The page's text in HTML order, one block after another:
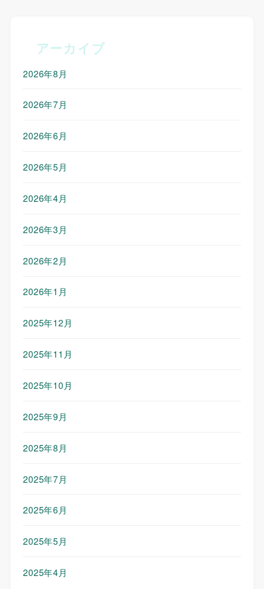
アーカイブ
2026年8月
2026年7月
2026年6月
2026年5月
2026年4月
2026年3月
2026年2月
2026年1月
2025年12月
2025年11月
2025年10月
2025年9月
2025年8月
2025年7月
2025年6月
2025年5月
2025年4月